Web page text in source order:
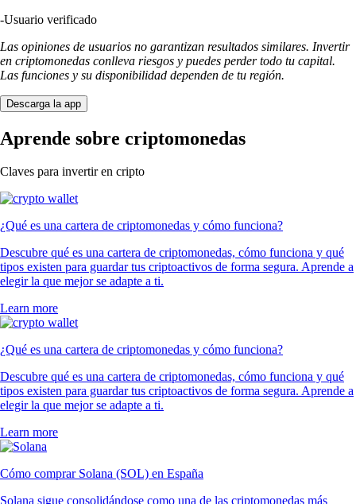
-Usuario verificado
Las opiniones de usuarios no garantizan resultados similares. Invertir
en criptomonedas conlleva riesgos y puedes perder todo tu capital.
Las funciones y su disponibilidad dependen de tu región.
Descarga la app
Aprende sobre criptomonedas
Claves para invertir en cripto
¿Qué es una cartera de criptomonedas y cómo funciona?
Descubre qué es una cartera de criptomonedas, cómo funciona y qué
tipos existen para guardar tus criptoactivos de forma segura. Aprende a
elegir la que mejor se adapte a ti.
Learn more
¿Qué es una cartera de criptomonedas y cómo funciona?
Descubre qué es una cartera de criptomonedas, cómo funciona y qué
tipos existen para guardar tus criptoactivos de forma segura. Aprende a
elegir la que mejor se adapte a ti.
Learn more
Cómo comprar Solana (SOL) en España
Solana sigue consolidándose como una de las criptomonedas más